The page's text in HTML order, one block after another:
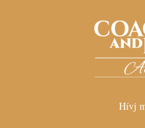
Hívj